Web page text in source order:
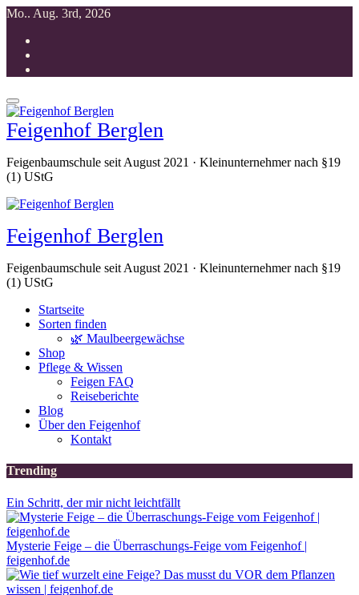
Zum
springen
Mo.. Aug. 3rd, 2026
Feigenhof Berglen
Feigenbaumschule seit August 2021 · Kleinunternehmer nach §19
(1) UStG
Feigenhof Berglen
Feigenbaumschule seit August 2021 · Kleinunternehmer nach §19
(1) UStG
Startseite
Sorten finden
🌿 Maulbeergewächse
Shop
Pflege & Wissen
Feigen FAQ
Reiseberichte
Blog
Über den Feigenhof
Kontakt
Trending
Ein Schritt, der mir nicht leichtfällt
Mysterie Feige – die Überraschungs-Feige vom Feigenhof |
feigenhof.de